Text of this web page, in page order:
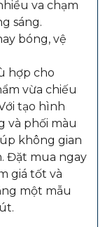
va chạm
sáng.
bóng, vệ
hợp cho
vừa chiếu
tạo hình
và phối màu
không gian
Đặt mua ngay
giá tốt và
một mẫu